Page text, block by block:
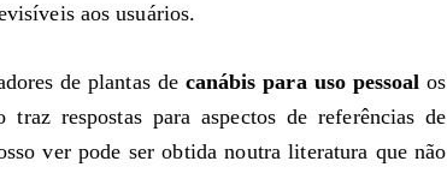
aos usuários.
de plantas de canábis para uso pessoal os
respostas para aspectos de referências de
ver pode ser obtida noutra literatura que não